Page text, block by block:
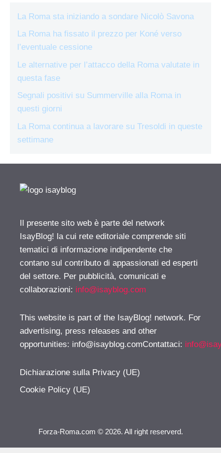
La Roma sta iniziando a sondare Nicolò Savona
La Roma ha fissato il prezzo per Koné verso
l’eventuale cessione
Le alternative per l’attacco della Roma valutate in
questa fase
Segnali positivi su Summerville alla Roma in
questi giorni
La Roma continua a lavorare su Tresoldi in queste
settimane
Il presente sito web è parte del network
IsayBlog! la cui rete editoriale comprende siti
tematici di informazione indipendente che
contano sul contributo di appassionati ed esperti
del settore. Per pubblicità, comunicati e
collaborazioni: info@isayblog.com
This website is part of the IsayBlog! network. For
advertising, press releases and other
opportunities: info@isayblog.comContattaci:
Dichiarazione sulla Privacy (UE)
Cookie Policy (UE)
Forza-Roma.com © 2026. All right reserverd.